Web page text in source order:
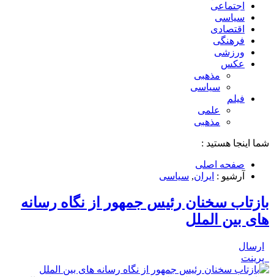
اجتماعی
سیاسی
اقتصادی
فرهنگی
ورزشی
عکس
مذهبی
سیاسی
فیلم
علمی
مذهبی
شما اینجا هستید :
صفحه اصلی
آرشیو : ایران, سیاسی
بازتاب سخنان رئیس جمهور از نگاه رسانه
های بین الملل
ارسال
پرینت